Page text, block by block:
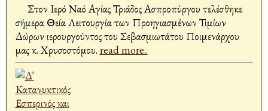
Στον Ιερό Ναό Αγίας Τριάδος Ασπροπύργου τελέσθηκε
σήμερα Θεία Λειτουργία των Προηγιασμένων Τιμίων
Δώρων ιερουργούντος του Σεβασμιωτάτου Ποιμενάρχου
μας κ. Χρυσοστόμου. read more..